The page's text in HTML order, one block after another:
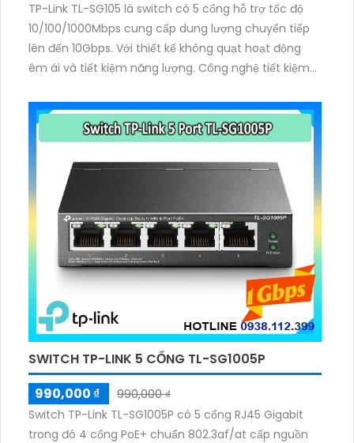
TP-Link TL-SG105 là switch có 5 cổng hỗ trợ tốc độ
10/100/1000Mbps cung cấp dung lượng chuyển tiếp
lên đến 10Gbps. Với thiết kế không quạt hoạt động
êm ái và tiết kiệm năng lượng. Công nghệ tiết kiệm
thiện với môi trường.
SWITCH TP-LINK 5 CỔNG TL-SG1005P
990,000 ₫
990,000 ₫
Switch TP-Link TL-SG1005P có 5 cổng RJ45 Gigabit
trong đó 4 cổng PoE+ chuẩn 802.3af/at cấp nguồn